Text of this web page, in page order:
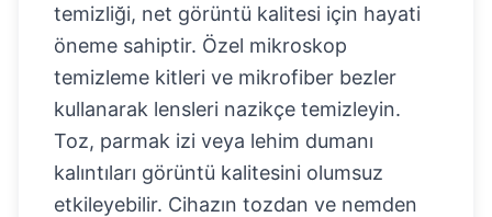
temizliği, net görüntü kalitesi için hayati
öneme sahiptir. Özel mikroskop
temizleme kitleri ve mikrofiber bezler
kullanarak lensleri nazikçe temizleyin.
Toz, parmak izi veya lehim dumanı
kalıntıları görüntü kalitesini olumsuz
etkileyebilir. Cihazın tozdan ve nemden